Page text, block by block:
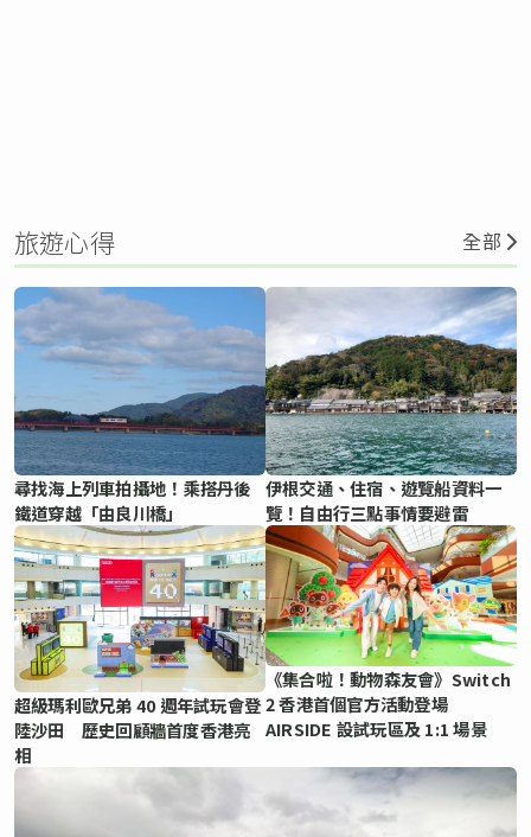
旅遊心得 全部
尋找海上列車拍攝地！乘搭丹後
鐵道穿越「由良川橋」
伊根交通、住宿、遊覽船資料一
覽！自由行三點事情要避雷
超級瑪利歐兄弟 40 週年試玩會登
陸沙田 歷史回顧牆首度香港亮
相
《集合啦！動物森友會》Switch
2 香港首個官方活動登場
AIRSIDE 設試玩區及 1:1 場景